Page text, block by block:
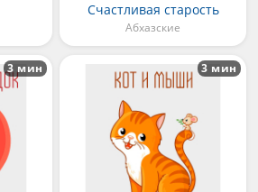
Счастливая старость
Абхазские
3 мин 3 мин